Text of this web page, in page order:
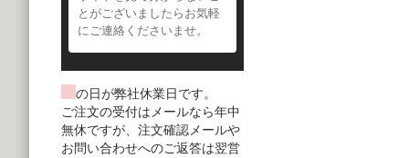
とがございましたらお気軽
にご連絡くださいませ。
の日が弊社休業日です。
ご注文の受付はメールなら年中
無休ですが、注文確認メールや
お問い合わせへのご返答は翌営